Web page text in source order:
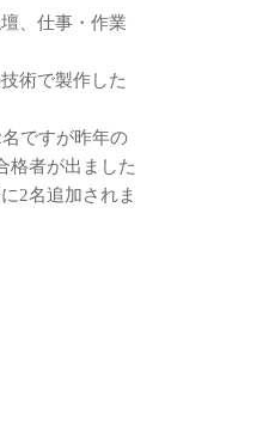
、仕事・作業
術で製作した
ですが昨年の
格者が出ました
2名追加されま